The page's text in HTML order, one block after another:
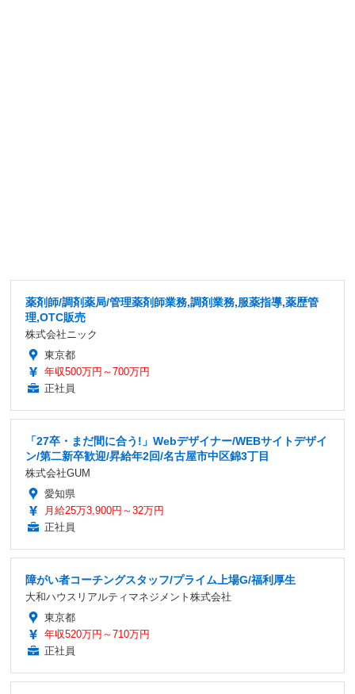
薬剤師/調剤薬局/管理薬剤師業務,調剤業務,服薬指導,薬歴管
理,OTC販売
株式会社ニック
東京都
年収500万円～700万円
正社員
「27卒・まだ間に合う!」Webデザイナー/WEBサイトデザイ
ン/第二新卒歓迎/昇給年2回/名古屋市中区錦3丁目
株式会社GUM
愛知県
月給25万3,900円～32万円
正社員
障がい者コーチングスタッフ/プライム上場G/福利厚生
大和ハウスリアルティマネジメント株式会社
東京都
年収520万円～710万円
正社員